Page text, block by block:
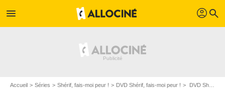
menu profil search
Accueil Séries Shérif, fais-moi peur ! DVD Shérif, fais-moi peur ! DVD Shérif, fais-moi peur !